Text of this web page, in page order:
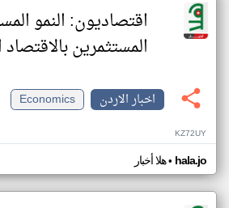
اقتصاديون: النمو
المستثمرين بالاقتصاد
اخبار الاردن
Economics
KZ72UY
هلا أخبار• hala.jo